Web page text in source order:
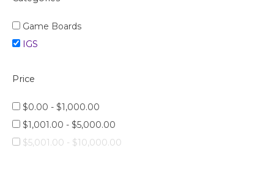
Game Boards
IGS
Price
$0.00 - $1,000.00
$1,001.00 - $5,000.00
$5,001.00 - $10,000.00